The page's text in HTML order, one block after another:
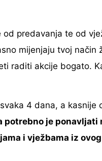
predavanja te od
mijenjaju tvoj
raditi akcije bogato.
4 dana, a
je
i vježbama iz